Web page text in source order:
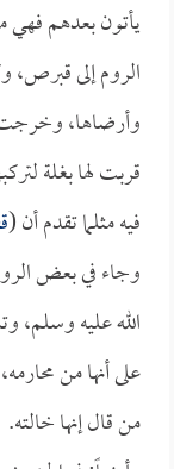
يأتون بعدهم
الروم إلى قبرص،
وأرضاها،
قربت لها بغلة
فيه مثلما تقدم أن (
وجاء في بعض
الله عليه وسلم،
على أنها من
من قال إنها خالته.